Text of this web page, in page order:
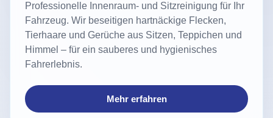
Professionelle Innenraum- und Sitzreinigung für Ihr
Fahrzeug. Wir beseitigen hartnäckige Flecken,
Tierhaare und Gerüche aus Sitzen, Teppichen und
Himmel – für ein sauberes und hygienisches
Fahrerlebnis.
Mehr erfahren